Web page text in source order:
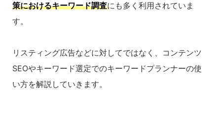
策におけるキーワード調査にも多く利用されていま
す。
リスティング広告などに対してではなく、コンテンツ
SEOやキーワード選定でのキーワードプランナーの使
い方を解説していきます。